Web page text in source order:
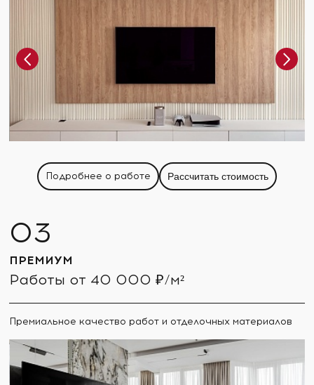
Подробнее о работе Рассчитать стоимость
ПРЕМИУМ
Работы от 40 000 ₽/м²
Премиальное качество работ и отделочных материалов